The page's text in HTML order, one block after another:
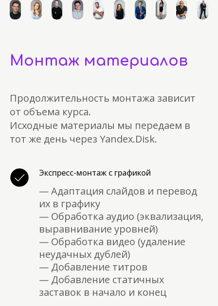
Монтаж материалов
Продолжительность монтажа зависит
от объема курса.
Исходные материалы мы передаем в
тот же день через Yandex.Disk.
Экспресс-монтаж с графикой
— Адаптация слайдов и перевод
их в графику
— Обработка аудио (эквализация,
выравнивание уровней)
— Обработка видео (удаление
неудачных дублей)
— Добавление титров
— Добавление статичных
заставок в начало и конец